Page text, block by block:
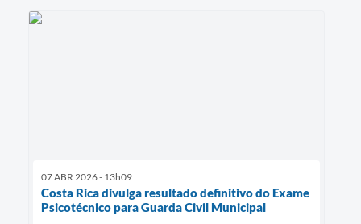
07 ABR 2026 - 13h09
Costa Rica divulga resultado definitivo do Exame
Psicotécnico para Guarda Civil Municipal